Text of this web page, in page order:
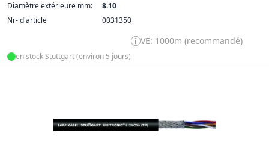
Diamètre extérieure mm:
8.10
Nr- d'article
0031350
VE: 1000m (recommandé)
en stock Stuttgart (environ 5 jours)